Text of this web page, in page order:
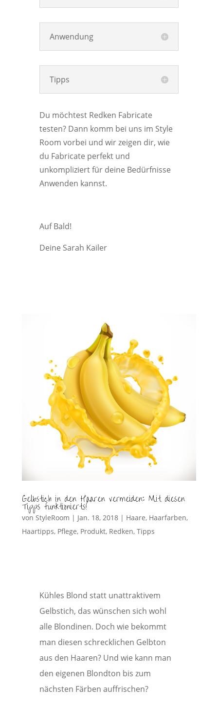
Anwendung
Tipps
Du möchtest Redken Fabricate
testen? Dann komm bei uns im Style
Room vorbei und wir zeigen dir, wie
du Fabricate perfekt und
unkompliziert für deine Bedürfnisse
Anwenden kannst.
Auf Bald!
Deine Sarah Kailer
Gelbstich in den Haaren vermeiden: Mit diesen
Tipps funktionierts!
von StyleRoom | Jan. 18, 2018| Haare, Haarfarben,
Haartipps, Pflege, Produkt, Redken, Tipps
Kühles Blond statt unattraktivem
Gelbstich, das wünschen sich wohl
alle Blondinen. Doch wie bekommt
man diesen schrecklichen Gelbton
aus den Haaren? Und wie kann man
den eigenen Blondton bis zum
nächsten Färben auffrischen?